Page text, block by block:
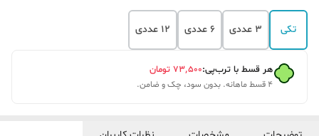
تکی 3 عددی 6 عددی 12 عددی
هر قسط با ترب‌پی:۷۳٬۵۰۰ تومان
۴ قسط ماهانه. بدون سود، چک و ضامن.